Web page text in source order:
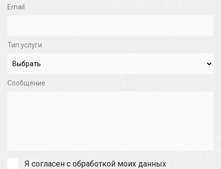
Email
Тип услуги
Сообщение
Я согласен с обработкой моих данных